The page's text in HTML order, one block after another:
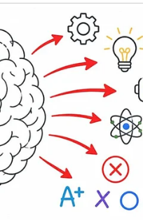
razgovor koji bi mogao
osobom.
emocije.
U